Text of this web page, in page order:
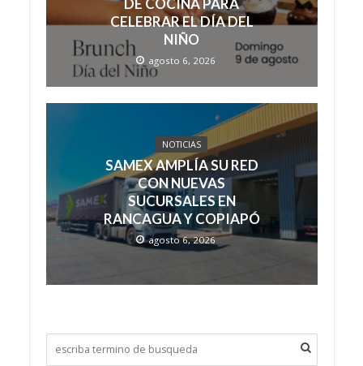
CELEBRAR EL DÍA DEL
NIÑO
agosto 6, 2026
NOTICIAS
SAMEX AMPLÍA SU RED
CON NUEVAS
SUCURSALES EN
RANCAGUA Y COPIAPÓ
agosto 6, 2026